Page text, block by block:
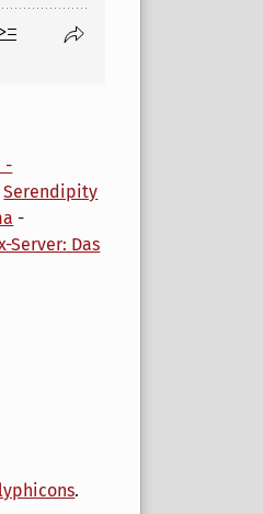
-
Serendipity
-
Server: Das
.